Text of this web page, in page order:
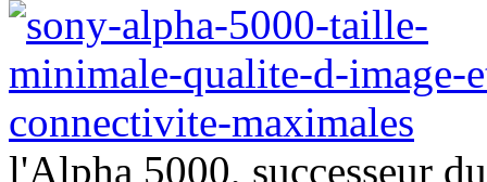
l'Alpha 5000, successeur